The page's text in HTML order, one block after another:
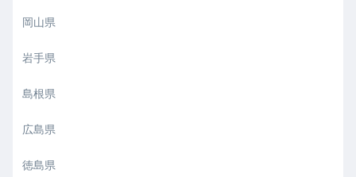
岡山県
岩手県
島根県
広島県
徳島県